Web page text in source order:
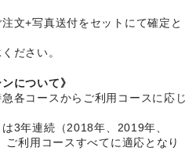
ック(校歌)
文+写真送付をセットにて確定と
ださい。
について》
各コースからご利用コースに応じ
3年連続（2018年、2019年、
利用コースすべてに適応となり